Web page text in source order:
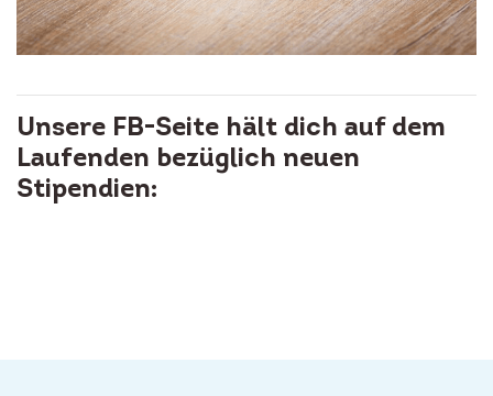
Unsere FB-Seite hält dich auf dem
Laufenden bezüglich neuen
Stipendien: